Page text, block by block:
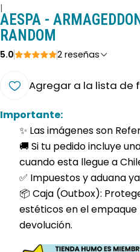
|
AESPA -
RANDOM
5.0 2 reseñas
Agregar a la lista de
Importante:
✨ Las imágenes son
🚚 Si tu pedido incluye
cuando esta llegue a
✅ Impuestos y aduana
📦 Caja (Outbox):
estéticos en el
devolución.